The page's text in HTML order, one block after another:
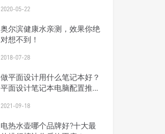
2020-05-22
奥尔滨健康水亲测，效果你绝
对想不到！
2018-07-28
做平面设计用什么笔记本好？
平面设计笔记本电脑配置推荐
2021-09-18
电热水壶哪个品牌好?十大最